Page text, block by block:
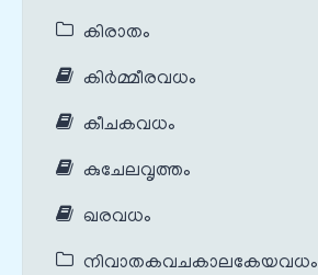
കിരാതം
കിർമ്മീരവധം
കീചകവധം
കുചേലവൃത്തം
ഖരവധം
നിവാതകവചകാലകേയവധം